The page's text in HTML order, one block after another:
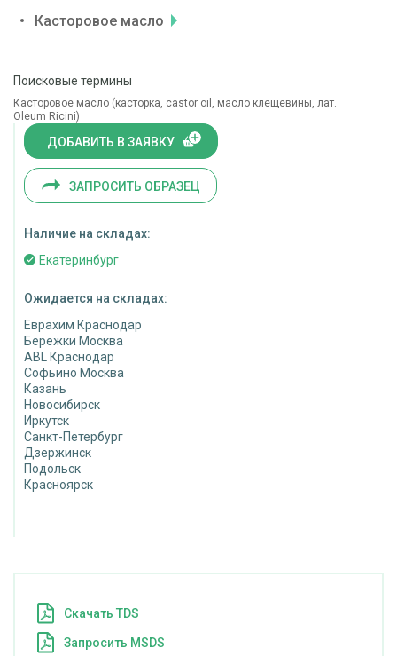
Касторовое масло
Поисковые термины
Касторовое масло (касторка, castor oil, масло клещевины, лат.
Оlеum Ricini)
ДОБАВИТЬ В ЗАЯВКУ
ЗАПРОСИТЬ ОБРАЗЕЦ
Наличие на складах:
Екатеринбург
Ожидается на складах:
Еврахим Краснодар
Бережки Москва
ABL Краснодар
Софьино Москва
Казань
Новосибирск
Иркутск
Санкт-Петербург
Дзержинск
Подольск
Красноярск
Cкачать TDS
Запросить MSDS